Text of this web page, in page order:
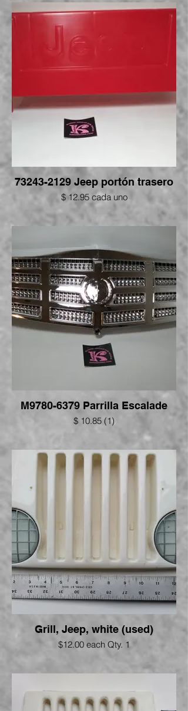
73243-2129 Jeep portón trasero
$ 12.95 cada uno
M9780-6379 Parrilla Escalade
$ 10.85 (1)
Grill, Jeep, white (used)
$12.00 each Qty. 1